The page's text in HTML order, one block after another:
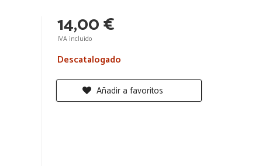
14,00 €
IVA incluido
Descatalogado
Añadir a favoritos